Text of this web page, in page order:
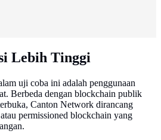
Lebih Tinggi
uji coba ini adalah penggunaan
Berbeda dengan blockchain publik
Canton Network dirancang
permissioned blockchain yang